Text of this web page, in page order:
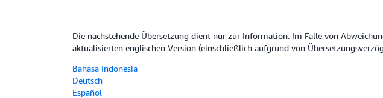
Die nachstehende Übersetzung dient nur zur Information. Im Falle von
aktualisierten englischen Version (einschließlich aufgrund von
Bahasa Indonesia
Deutsch
Español